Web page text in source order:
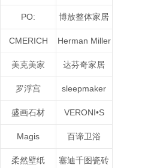
PO: 博放整体家居
CMERICH Herman Miller
美克美家 达芬奇家居
罗浮宫 sleepmaker
盛画石材 VERONI•S
Magis 百谛卫浴
柔然壁纸 塞迪千图瓷砖